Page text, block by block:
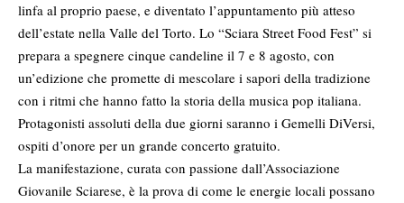
linfa al proprio paese, e diventato l’appuntamento più atteso
dell’estate nella Valle del Torto. Lo “Sciara Street Food Fest” si
prepara a spegnere cinque candeline il 7 e 8 agosto, con
un’edizione che promette di mescolare i sapori della tradizione
con i ritmi che hanno fatto la storia della musica pop italiana.
Protagonisti assoluti della due giorni saranno i Gemelli DiVersi,
ospiti d’onore per un grande concerto gratuito.
La manifestazione, curata con passione dall’Associazione
Giovanile Sciarese, è la prova di come le energie locali possano